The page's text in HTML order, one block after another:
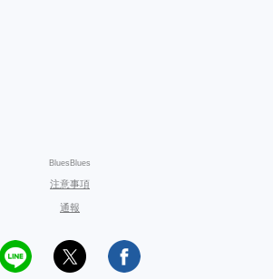
BluesBlues
注意事項
通報